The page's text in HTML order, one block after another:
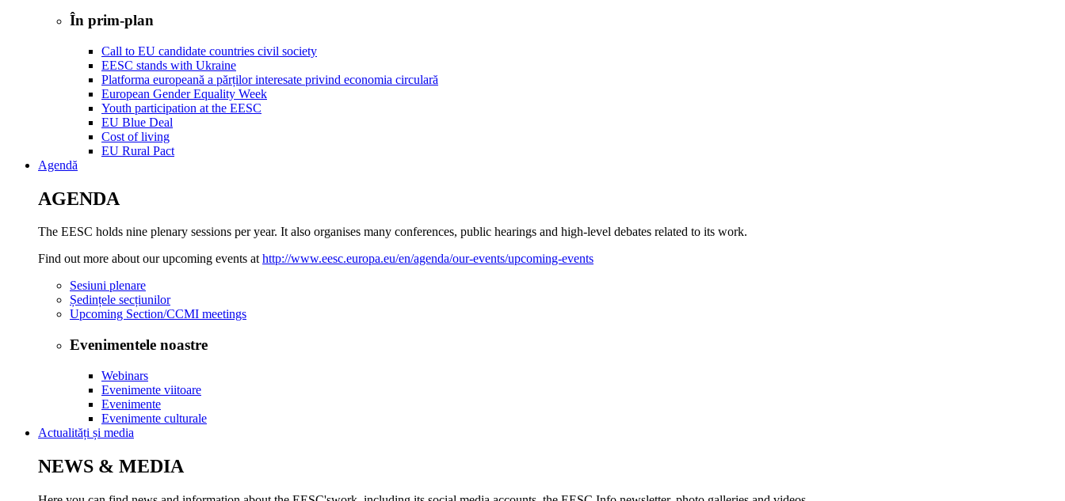
În prim-plan
Call to EU candidate countries civil society
EESC stands with Ukraine
Platforma europeană a părților interesate privind economia circulară
European Gender Equality Week
Youth participation at the EESC
EU Blue Deal
Cost of living
EU Rural Pact
Agendă
AGENDA
The EESC holds nine plenary sessions per year. It also organises many conferences, public hearings and high-level debates related to its work.
Find out more about our upcoming events athttp://www.eesc.europa.eu/en/agenda/our-events/upcoming-events
Sesiuni plenare
Ședințele secțiunilor
Upcoming Section/CCMI meetings
Evenimentele noastre
Webinars
Evenimente viitoare
Evenimente
Evenimente culturale
Actualități și media
NEWS & MEDIA